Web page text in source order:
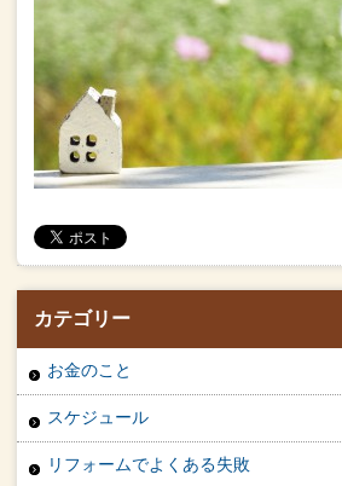
カテゴリー
お金のこと
スケジュール
リフォームでよくある失敗